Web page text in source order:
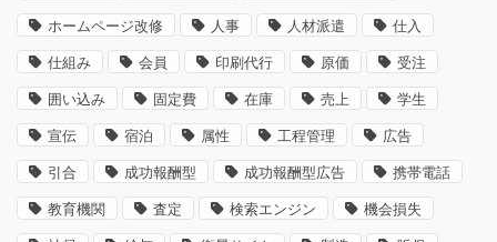
ホームページ改修 人事 人材派遣 仕入
仕組み 会員 印刷代行 原価 受注
囲い込み 固定費 在庫 売上 学生
宣伝 宿泊 属性 工程管理 広告
引合 成功報酬型 成功報酬型広告 携帯電話
教育機関 査定 検索エンジン 機会損失